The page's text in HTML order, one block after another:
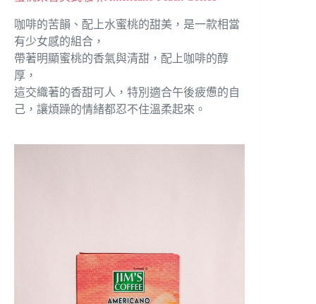
咖啡的苦韻、配上水蜜桃的甜美，是一款相當
有少女感的組合，
帶著明顯蜜桃的香氣與清甜，配上咖啡的醇
厚，
這交織著的香甜可人，特別適合午後疲憊的自
己，讓煩躁的情緒都忍不住溫柔起來。